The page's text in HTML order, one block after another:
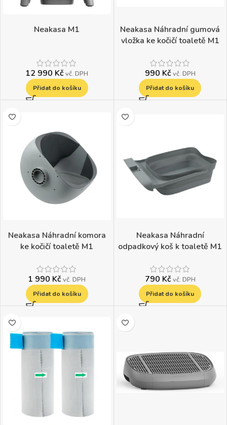
Neakasa M1
12 990 Kč vč. DPH
Přidat do košíku
Neakasa Náhradní gumová
vložka ke kočičí toaletě M1
990 Kč vč. DPH
Přidat do košíku
Neakasa Náhradní komora
ke kočičí toaletě M1
1 990 Kč vč. DPH
Přidat do košíku
Neakasa Náhradní
odpadkový koš k toaletě M1
790 Kč vč. DPH
Přidat do košíku